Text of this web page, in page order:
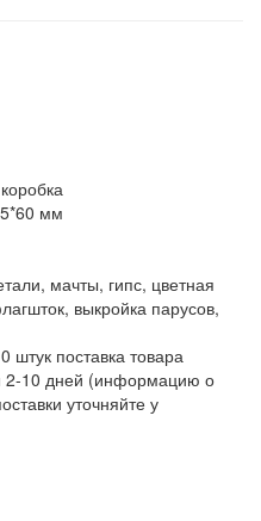
мм
мачты, гипс, цветная
выкройка парусов,
штук поставка товара
2-10 дней (информацию о
уточняйте у